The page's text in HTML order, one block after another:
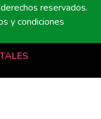
reservados.
y condiciones